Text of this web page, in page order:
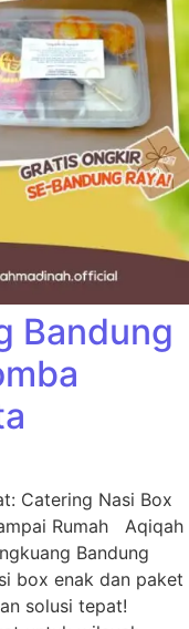
Bandung
Catering Nasi Box
Rumah Aqiqah
Bandung
box enak dan paket
solusi tepat!